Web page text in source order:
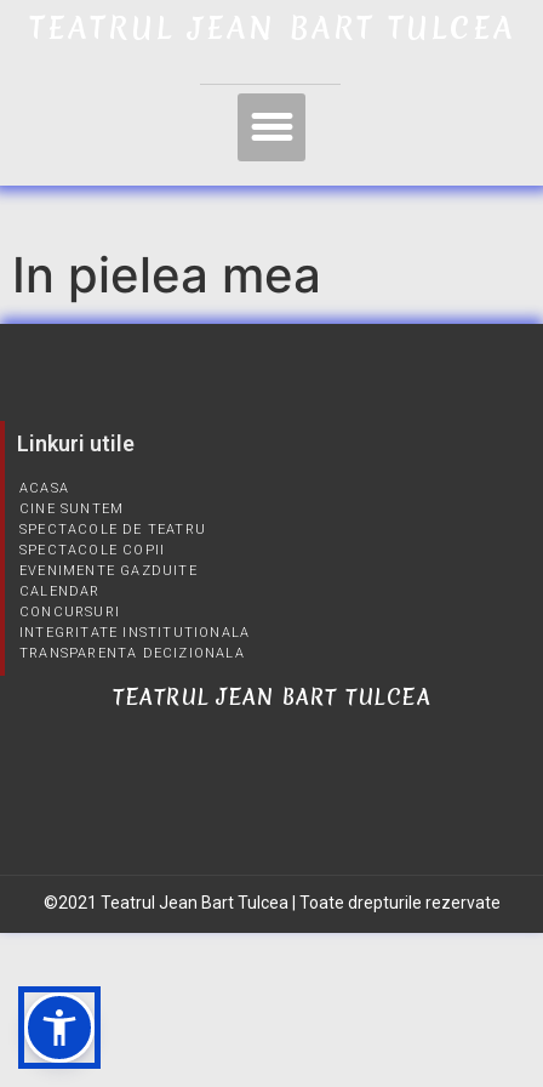
In pielea mea
Linkuri utile
ACASA
CINE SUNTEM
SPECTACOLE DE TEATRU
SPECTACOLE COPII
EVENIMENTE GAZDUITE
CALENDAR
CONCURSURI
INTEGRITATE INSTITUTIONALA
TRANSPARENTA DECIZIONALA
TEATRUL JEAN BART TULCEA
©2021 Teatrul Jean Bart Tulcea | Toate drepturile rezervate